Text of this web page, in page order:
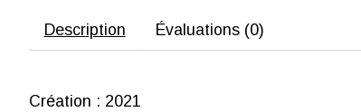
Description Évaluations (0)
Création : 2021